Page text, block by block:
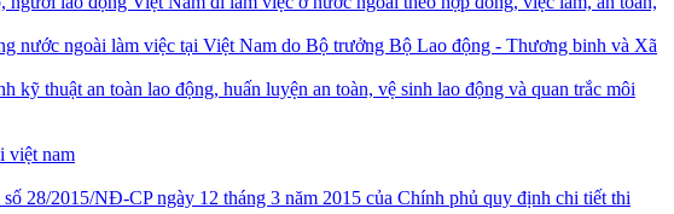
ngoài làm việc tại Việt Nam do Bộ trưởng Bộ Lao động - Thương binh và Xã
thuật an toàn lao động, huấn luyện an toàn, vệ sinh lao động và quan trắc môi
việt nam
28/2015/NĐ-CP ngày 12 tháng 3 năm 2015 của Chính phủ quy định chi tiết thi